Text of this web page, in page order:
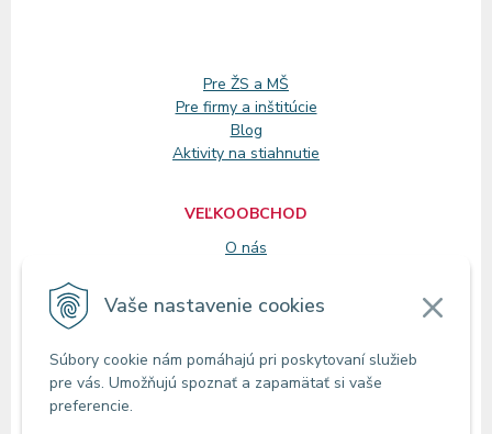
Vaše nastavenie cookies
Súbory cookie nám pomáhajú pri poskytovaní služieb
pre vás. Umožňujú spoznať a zapamätať si vaše
preferencie.
Pre ŽS a MŠ
Pre firmy a inštitúcie
Blog
Aktivity na stiahnutie
VEĽKOOBCHOD
O nás
Zákaznícke oddelenie
Predajne